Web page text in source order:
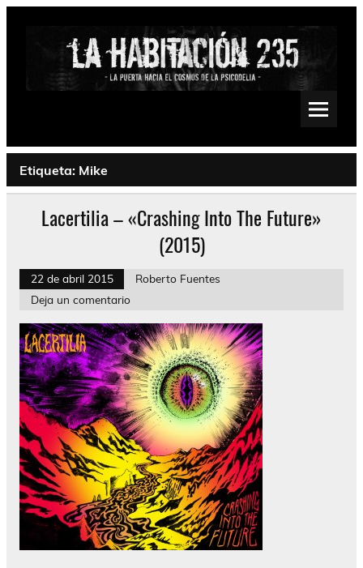
Saltar
Psychedelic, Stoner, Doom, Sludge, Fuzz, Space, Drone
Etiqueta: Mike
Lacertilia – «Crashing Into The Future»
(2015)
22 de abril 2015
Roberto Fuentes
Deja un comentario